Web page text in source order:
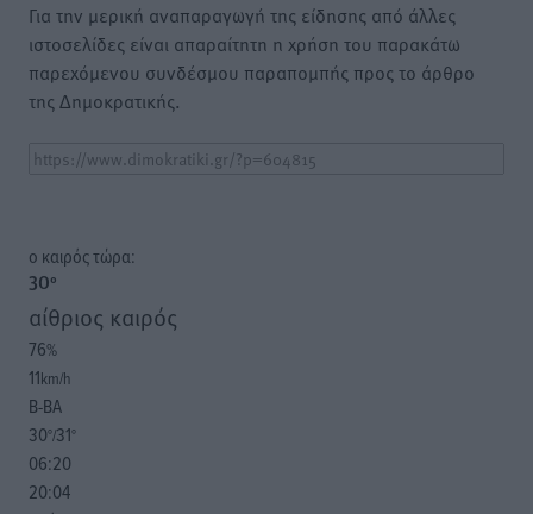
Για την μερική αναπαραγωγή της είδησης από άλλες
ιστοσελίδες είναι απαραίτητη η χρήση του παρακάτω
παρεχόμενου συνδέσμου παραπομπής προς το άρθρο
της Δημοκρατικής.
o καιρός τώρα:
30°
αίθριος καιρός
76%
11km/h
Β-ΒΑ
30°/31°
06:20
20:04